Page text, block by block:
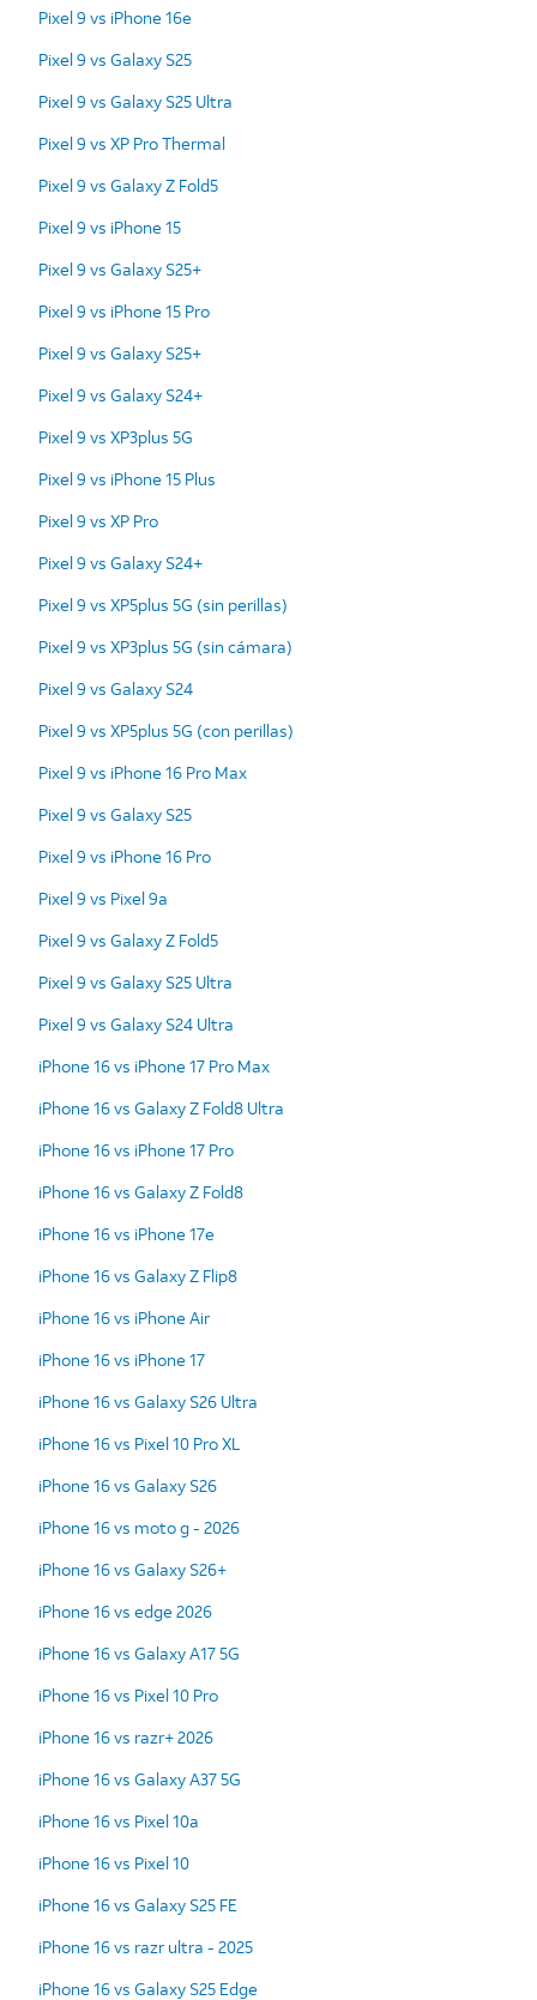
Pixel 9 vs iPhone 16e
Pixel 9 vs Galaxy S25
Pixel 9 vs Galaxy S25 Ultra
Pixel 9 vs XP Pro Thermal
Pixel 9 vs Galaxy Z Fold5
Pixel 9 vs iPhone 15
Pixel 9 vs Galaxy S25+
Pixel 9 vs iPhone 15 Pro
Pixel 9 vs Galaxy S25+
Pixel 9 vs Galaxy S24+
Pixel 9 vs XP3plus 5G
Pixel 9 vs iPhone 15 Plus
Pixel 9 vs XP Pro
Pixel 9 vs Galaxy S24+
Pixel 9 vs XP5plus 5G (sin perillas)
Pixel 9 vs XP3plus 5G (sin cámara)
Pixel 9 vs Galaxy S24
Pixel 9 vs XP5plus 5G (con perillas)
Pixel 9 vs iPhone 16 Pro Max
Pixel 9 vs Galaxy S25
Pixel 9 vs iPhone 16 Pro
Pixel 9 vs Pixel 9a
Pixel 9 vs Galaxy Z Fold5
Pixel 9 vs Galaxy S25 Ultra
Pixel 9 vs Galaxy S24 Ultra
iPhone 16 vs iPhone 17 Pro Max
iPhone 16 vs Galaxy Z Fold8 Ultra
iPhone 16 vs iPhone 17 Pro
iPhone 16 vs Galaxy Z Fold8
iPhone 16 vs iPhone 17e
iPhone 16 vs Galaxy Z Flip8
iPhone 16 vs iPhone Air
iPhone 16 vs iPhone 17
iPhone 16 vs Galaxy S26 Ultra
iPhone 16 vs Pixel 10 Pro XL
iPhone 16 vs Galaxy S26
iPhone 16 vs moto g - 2026
iPhone 16 vs Galaxy S26+
iPhone 16 vs edge 2026
iPhone 16 vs Galaxy A17 5G
iPhone 16 vs Pixel 10 Pro
iPhone 16 vs razr+ 2026
iPhone 16 vs Galaxy A37 5G
iPhone 16 vs Pixel 10a
iPhone 16 vs Pixel 10
iPhone 16 vs Galaxy S25 FE
iPhone 16 vs razr ultra - 2025
iPhone 16 vs Galaxy S25 Edge